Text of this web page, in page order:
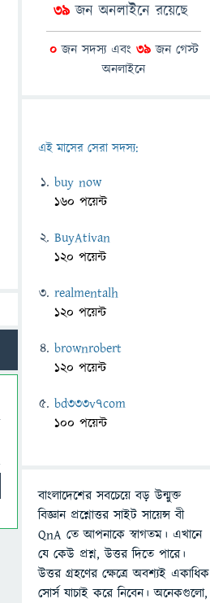
39জন অনলাইনে রয়েছে
0জন সদস্য এবং 39জন গেস্ট
অনলাইনে
এই মাসের সেরা সদস্য:
buy now
160 পয়েন্ট
BuyAtivan
120 পয়েন্ট
realmentalh
120 পয়েন্ট
brownrobert
120 পয়েন্ট
bd333v7com
100 পয়েন্ট
বাংলাদেশের সবচেয়ে বড় উন্মুক্ত
বিজ্ঞান প্রশ্নোত্তর সাইট সায়েন্স বী
QnA তে আপনাকে স্বাগতম। এখানে
যে কেউ প্রশ্ন, উত্তর দিতে পারে।
উত্তর গ্রহণের ক্ষেত্রে অবশ্যই একাধিক
সোর্স যাচাই করে নিবেন। অনেকগুলো,